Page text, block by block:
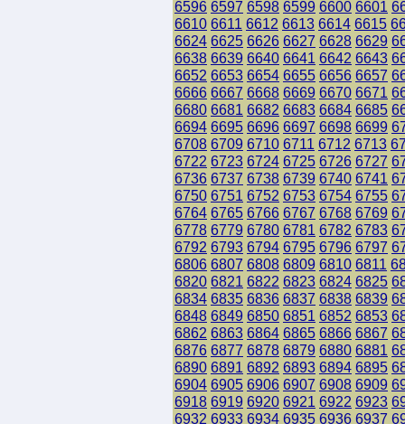
6596 6597 6598 6599 6600 6601
6610 6611 6612 6613 6614 6615
6624 6625 6626 6627 6628 6629
6638 6639 6640 6641 6642 6643
6652 6653 6654 6655 6656 6657
6666 6667 6668 6669 6670 6671
6680 6681 6682 6683 6684 6685
6694 6695 6696 6697 6698 6699
6708 6709 6710 6711 6712 6713
6722 6723 6724 6725 6726 6727
6736 6737 6738 6739 6740 6741
6750 6751 6752 6753 6754 6755
6764 6765 6766 6767 6768 6769
6778 6779 6780 6781 6782 6783
6792 6793 6794 6795 6796 6797
6806 6807 6808 6809 6810 6811
6820 6821 6822 6823 6824 6825
6834 6835 6836 6837 6838 6839
6848 6849 6850 6851 6852 6853
6862 6863 6864 6865 6866 6867
6876 6877 6878 6879 6880 6881
6890 6891 6892 6893 6894 6895
6904 6905 6906 6907 6908 6909
6918 6919 6920 6921 6922 6923
6932 6933 6934 6935 6936 6937